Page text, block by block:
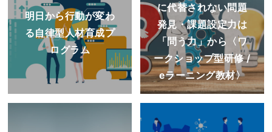
明日から行動が変わ
る自律型人材育成プ
ログラム
に代替されない問題
発見・課題設定力は
「問う力」から〈ワ
ークショップ型研修 /
eラーニング教材〉